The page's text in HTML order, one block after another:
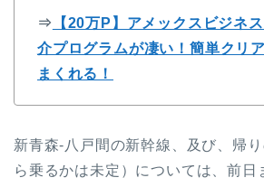
⇒
【20万P】アメックスビジネ
介プログラムが凄い！簡単クリ
まくれる！
新青森-八戸間の新幹線、及び、帰
ら乗るかは未定）については、前日